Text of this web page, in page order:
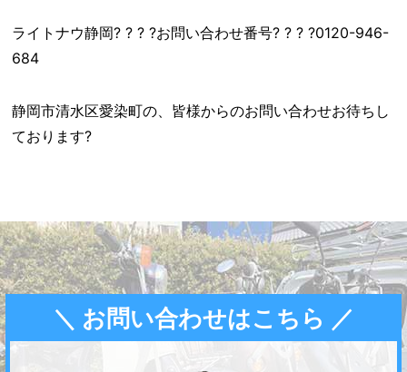
ライトナウ静岡? ? ? ?お問い合わせ番号? ? ? ?0120-946-
684
静岡市清水区愛染町の、皆様からのお問い合わせお待ちし
ております?
＼ お問い合わせはこちら ／